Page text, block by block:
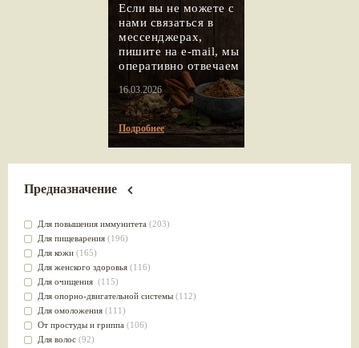
Если вы не можете с
нами связаться в
мессенджерах,
пишите на e-mail, мы
оперативно отвечаем
16.03.2026
Подробнее
Предназначение
Для повышения иммунитета (203)
Для пищеварения (196)
Для кожи (165)
Для женского здоровья (116)
Для очищения (115)
Для опорно-двигательной системы (112)
Для омоложения (111)
От простуды и гриппа (106)
Для волос (92)